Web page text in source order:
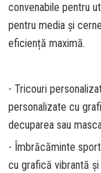
convenabile pentru
pentru media și
eficiență maximă.
- Tricouri
personalizate cu
decuparea sau
- Îmbrăcăminte
cu grafică vibrantă